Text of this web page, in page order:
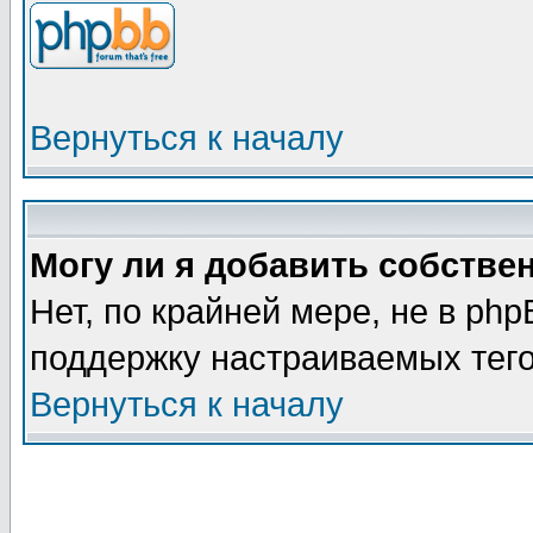
Вернуться к началу
Могу ли я добавить
Нет, по крайней мере, не в
поддержку настраиваемых
Вернуться к началу